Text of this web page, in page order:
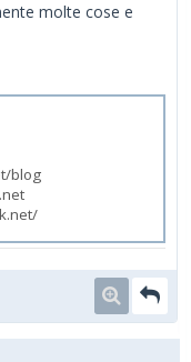
molte cose e
blog